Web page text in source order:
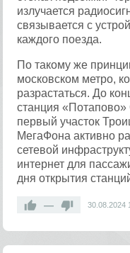
излучается
связывается с
каждого поезда.
По такому же
московском метро,
разрастаться. До
станция «Потапово»
первый участок
МегаФона активно
сетевой
интернет для
дня открытия
— 30.08.2024